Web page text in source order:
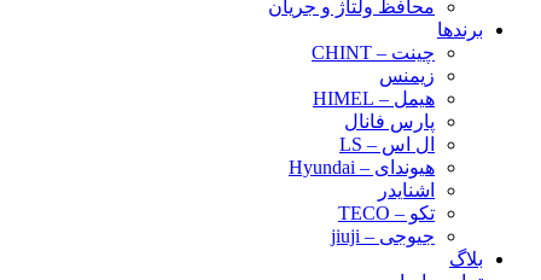
محافظ ولتاژ و‌ جریان
برندها
چینت – CHINT
زیمنس
هیمل – HIMEL
پارس فانال
ال اس – LS
هیوندای – Hyundai
اشنایدر
تکو – TECO
جیوجی – jiuji
بلاگ